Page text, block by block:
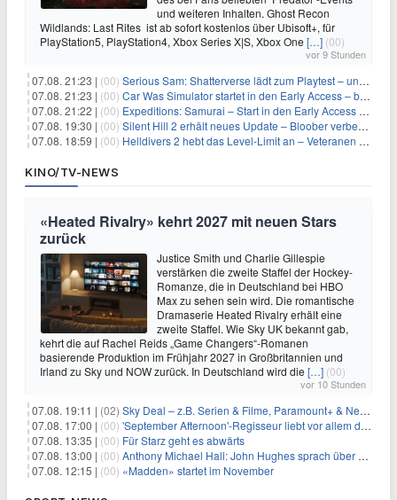
und weiteren Inhalten. Ghost Recon
Wildlands: Last Rites ist ab sofort kostenlos über Ubisoft+, für
PlayStation5, PlayStation4, Xbox Series X|S, Xbox One […] (00)
vor 9 Stunden
07.08. 21:23 | (00) Serious Sam: Shatterverse lädt zum Playtest – und erscheint schon bald!
07.08. 21:23 | (00) Car Was Simulator startet in den Early Access – bald gehts los!
07.08. 21:22 | (00) Expeditions: Samurai – Start in den Early Access ab heute im feudalen Japan
07.08. 19:30 | (00) Silent Hill 2 erhält neues Update – Bloober verbessert Grafik und Performance
07.08. 18:59 | (00) Helldivers 2 hebt das Level-Limit an – Veteranen können endlich weiter aufsteigen
KINO/TV-NEWS
«Heated Rivalry» kehrt 2027 mit neuen Stars
zurück
Justice Smith und Charlie Gillespie
verstärken die zweite Staffel der Hockey-
Romanze, die in Deutschland bei HBO
Max zu sehen sein wird. Die romantische
Dramaserie Heated Rivalry erhält eine
zweite Staffel. Wie Sky UK bekannt gab,
kehrt die auf Rachel Reids „Game Changers“-Romanen
basierende Produktion im Frühjahr 2027 in Großbritannien und
Irland zu Sky und NOW zurück. In Deutschland wird die […] (00)
vor 10 Stunden
07.08. 19:11 | (02) Sky Deal – z.B. Serien & Filme, Paramount+ & Netflix für 19,99€/Monat
07.08. 17:00 | (00) 'September Afternoon'-Regisseur liebt vor allem die 'Banalität' in seinen Filmen
07.08. 13:35 | (00) Für Starz geht es abwärts
07.08. 13:00 | (00) Anthony Michael Hall: John Hughes sprach über eine Fortsetzung von 'The Breakfast Club'
07.08. 12:15 | (00) «Madden» startet im November